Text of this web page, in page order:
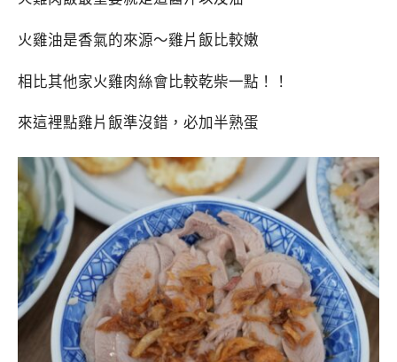
火雞油是香氣的來源～雞片飯比較嫩
相比其他家火雞肉絲會比較乾柴一點！！
來這裡點雞片飯準沒錯，必加半熟蛋